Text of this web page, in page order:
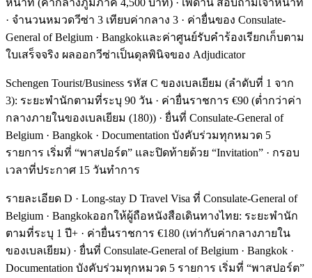
หน้าที่ (ค่ากลางภูมิภาค 4,500 บาท) · เพดาน สอบถามเจ้าหน้าที่
· จำนวนหมวดวีซ่า 3 เทียบค่ากลาง 3 · ค่ายื่นของ Consulate-
General of Belgium · Bangkokและค่าศูนย์รับคำร้องเรียกเก็บตาม
ใบเสร็จจริง ผลออกวีซ่าเป็นดุลพินิจของ Adjudicator
Schengen Tourist/Business รหัส C ของเบลเยียม (ลำดับที่ 1 จาก
3): ระยะพำนักตามที่ระบุ 90 วัน · ค่ายื่นราชการ €90 (ต่ำกว่าค่า
กลางภายในของเบลเยียม (180)) · ยื่นที่ Consulate-General of
Belgium · Bangkok · Documentation บังคับร่วมทุกหมวด 5
รายการ เริ่มที่ “พาสปอร์ต” และปิดท้ายด้วย “Invitation” · กรอบ
เวลาที่ประกาศ 15 วันทำการ
รายละเอียด D · Long-stay D Travel Visa ที่ Consulate-General of
Belgium · Bangkokออกให้ผู้ถือหนังสือเดินทางไทย: ระยะพำนัก
ตามที่ระบุ 1 ปี+ · ค่ายื่นราชการ €180 (เท่ากับค่ากลางภายใน
ของเบลเยียม) · ยื่นที่ Consulate-General of Belgium · Bangkok ·
Documentation บังคับร่วมทุกหมวด 5 รายการ เริ่มที่ “พาสปอร์ต”